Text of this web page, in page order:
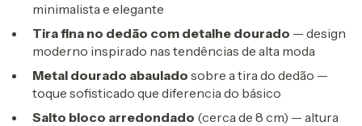
minimalista e elegante
Tira fina no dedão com detalhe dourado — design
moderno inspirado nas tendências de alta moda
Metal dourado abaulado sobre a tira do dedão —
toque sofisticado que diferencia do básico
Salto bloco arredondado (cerca de 8 cm) — altura